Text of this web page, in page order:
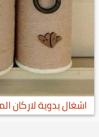
اشغال يدوية لاركان